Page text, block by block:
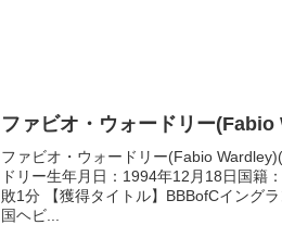
ファビオ・ウォードリー(Fabio
ファビオ・ウォードリー(Fabio
ドリー生年月日：1994年12月18日国籍
敗1分 【獲得タイトル】BBBofCイング
国ヘビ...